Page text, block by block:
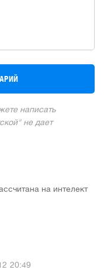
написать
не дает
на интелект
20:49